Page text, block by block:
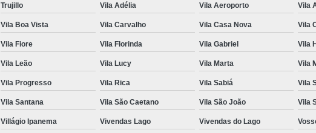
Trujillo Vila Adélia Vila Aeroporto Vila
Vila Boa Vista Vila Carvalho Vila Casa Nova Vila
Vila Fiore Vila Florinda Vila Gabriel Vila
Vila Leão Vila Lucy Vila Marta Vila
Vila Progresso Vila Rica Vila Sabiá Vila
Vila Santana Vila São Caetano Vila São João Vila
Villágio Ipanema Vivendas Lago Vivendas do Lago